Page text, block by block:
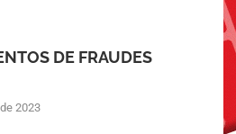
DE FRAUDES
2023